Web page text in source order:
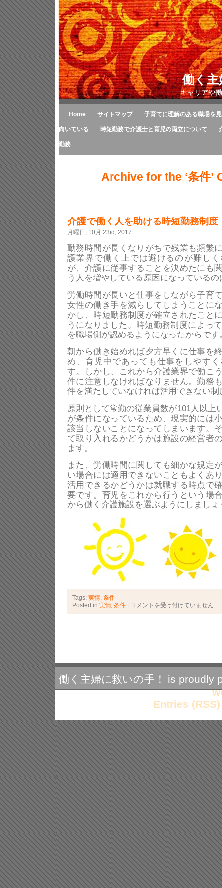
働く主
キャリアや
Home サイトマップ 子育てに理解のある職場を
向いている 時短勤務で介護士と育児の両立について
勤務
Archive for the ‘条件’
介護で働く人を助ける時短勤務制度
月曜日, 10月 23rd, 2017
勤務時間が長くなりがちで残業も頻繁
護業界で働く上では避けるのが難し
が、介護に従事することを決めたにも
う人を増やしている原因になっている
労働時間が長いと仕事をしながら子育
女性の働き手を減らしてしまうことに
かし、時短勤務制度が確立されたこと
うになりました。時短勤務制度によっ
を職場側が認めるようになったからです
朝から働き始めれば夕方早くに仕事を
め、育児中であっても仕事をしやす
す。しかし、これから介護業界で働こ
件に注意しなければなりません。勤務
件を満たしていなければ活用できない制
原則として常勤の従業員数が101人以上
が条件になっているため、現実的には
該当しないことになってしまいます。
て取り入れるかどうかは施設の経営者
ます。
また、労働時間に関しても細かな規定
い場合には適用できないこともよくあ
活用できるかどうかは就職する時点で
要です。育児をこれから行うという場
から働く介護施設を選ぶようにしましょ
Tags: 実情 条件
Posted in 実情 条件
介
る
短
コメントを受け付けていません
働く主婦に救いの手！ is proudly
Entries (RSS)